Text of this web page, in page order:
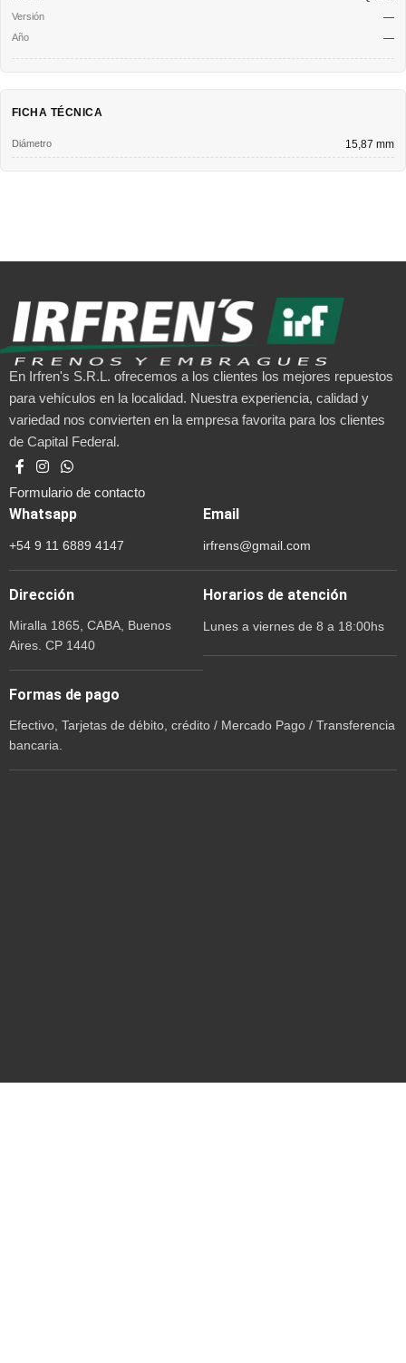
—
—
FICHA TÉCNICA
Diámetro 15,87 mm
En Irfren's S.R.L. ofrecemos a los clientes los mejores repuestos
para vehículos en la localidad. Nuestra experiencia, calidad y
variedad nos convierten en la empresa favorita para los clientes
de Capital Federal.
Formulario de contacto
Whatsapp
+54 9 11 6889 4147
Email
irfrens@gmail.com
Dirección
Miralla 1865, CABA, Buenos
Aires. CP 1440
Horarios de atención
Lunes a viernes de 8 a 18:00hs
Formas de pago
Efectivo, Tarjetas de débito, crédito / Mercado Pago / Transferencia
bancaria.